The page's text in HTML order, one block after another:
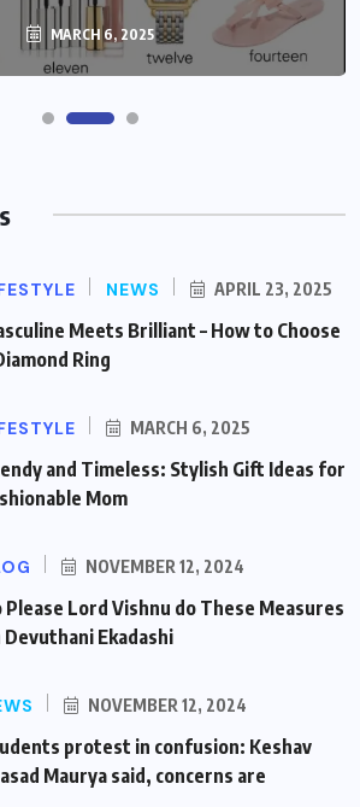
MARCH 6, 2025
NEWS APRIL 23, 2025
Meets Brilliant – How to Choose
Ring
MARCH 6, 2025
and Timeless: Stylish Gift Ideas for
Mom
NOVEMBER 12, 2024
Please Lord Vishnu do These Measures
Devuthani Ekadashi
NOVEMBER 12, 2024
protest in confusion: Keshav
Maurya said, concerns are